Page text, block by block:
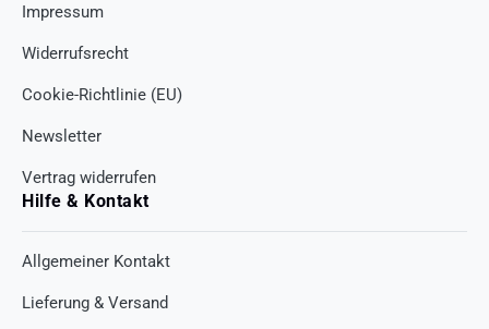
Impressum
Widerrufsrecht
Cookie-Richtlinie (EU)
Newsletter
Vertrag widerrufen
Hilfe & Kontakt
Allgemeiner Kontakt
Lieferung & Versand